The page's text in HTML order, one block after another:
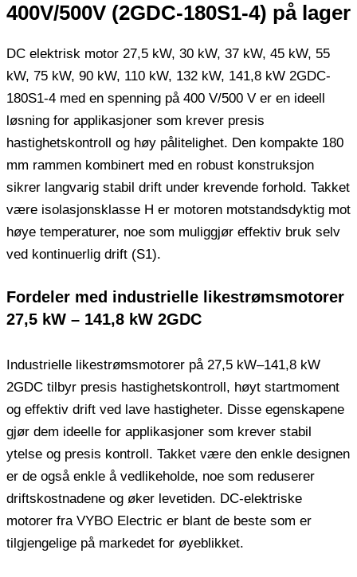
400V/500V (2GDC-180S1-4) på ​​lager
DC elektrisk motor 27,5 kW, 30 kW, 37 kW, 45 kW, 55
kW, 75 kW, 90 kW, 110 kW, 132 kW, 141,8 kW 2GDC-
180S1-4 med en spenning på 400 V/500 V er en ideell
løsning for applikasjoner som krever presis
hastighetskontroll og høy pålitelighet. Den kompakte 180
mm rammen kombinert med en robust konstruksjon
sikrer langvarig stabil drift under krevende forhold. Takket
være isolasjonsklasse H er motoren motstandsdyktig mot
høye temperaturer, noe som muliggjør effektiv bruk selv
ved kontinuerlig drift (S1).
Fordeler med industrielle likestrømsmotorer
27,5 kW – 141,8 kW 2GDC
Industrielle likestrømsmotorer på 27,5 kW–141,8 kW
2GDC tilbyr presis hastighetskontroll, høyt startmoment
og effektiv drift ved lave hastigheter. Disse egenskapene
gjør dem ideelle for applikasjoner som krever stabil
ytelse og presis kontroll. Takket være den enkle designen
er de også enkle å vedlikeholde, noe som reduserer
driftskostnadene og øker levetiden. DC-elektriske
motorer fra VYBO Electric er blant de beste som er
tilgjengelige på markedet for øyeblikket.